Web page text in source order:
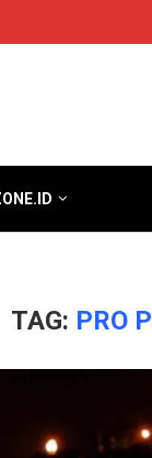
TAG: PRO